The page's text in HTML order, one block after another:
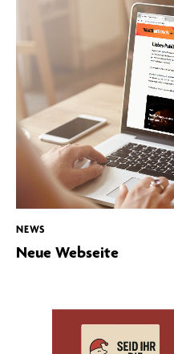
NEWS
Neue Webseite